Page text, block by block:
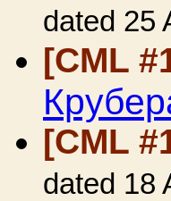
dated 25
[CML
[CML
dated 18